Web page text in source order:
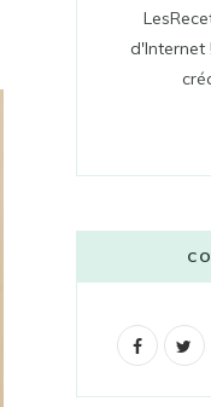
d'Internet
F